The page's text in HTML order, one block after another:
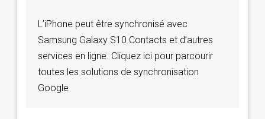
L’iPhone peut être synchronisé avec
Samsung Galaxy S10 Contacts et d’autres
services en ligne. Cliquez ici pour parcourir
toutes les solutions de synchronisation
Google